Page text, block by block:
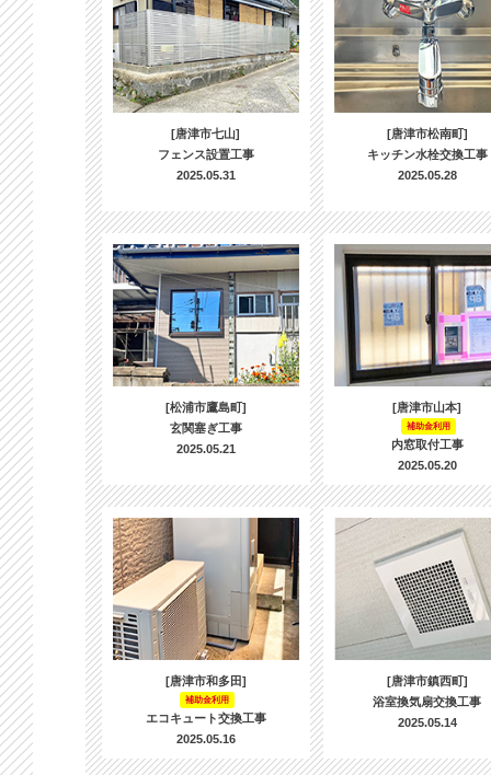
[唐津市七山]
フェンス設置工事
2025.05.31
[唐津市松南町]
キッチン水栓交換工事
2025.05.28
[松浦市鷹島町]
玄関塞ぎ工事
2025.05.21
[唐津市山本]
補助金利用
内窓取付工事
2025.05.20
[唐津市和多田]
補助金利用
エコキュート交換工事
2025.05.16
[唐津市鎮西町]
浴室換気扇交換工事
2025.05.14